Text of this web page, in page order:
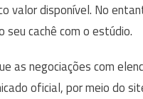
valor disponível. No
seu cachê com o estúdio.
as negociações com
oficial, por meio do